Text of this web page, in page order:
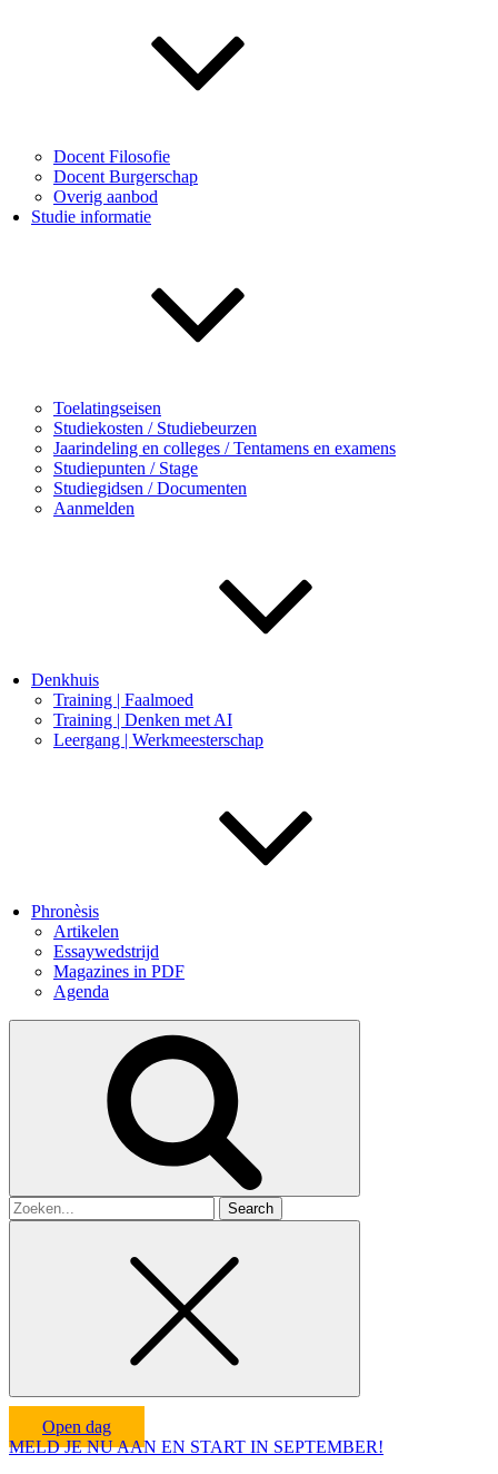
Docent Filosofie
Docent Burgerschap
Overig aanbod
Studie informatie
Toelatingseisen
Studiekosten / Studiebeurzen
Jaarindeling en colleges / Tentamens en examens
Studiepunten / Stage
Studiegidsen / Documenten
Aanmelden
Denkhuis
Training | Faalmoed
Training | Denken met AI
Leergang | Werkmeesterschap
Phronèsis
Artikelen
Essaywedstrijd
Magazines in PDF
Agenda
Search
for
Open dag
MELD JE NU AAN EN START IN SEPTEMBER!